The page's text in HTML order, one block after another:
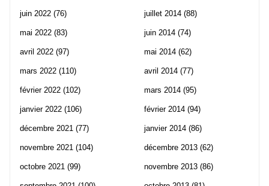
juin 2022 (76)
mai 2022 (83)
avril 2022 (97)
mars 2022 (110)
février 2022 (102)
janvier 2022 (106)
décembre 2021 (77)
novembre 2021 (104)
octobre 2021 (99)
juillet 2014 (88)
juin 2014 (74)
mai 2014 (62)
avril 2014 (77)
mars 2014 (95)
février 2014 (94)
janvier 2014 (86)
décembre 2013 (62)
novembre 2013 (86)